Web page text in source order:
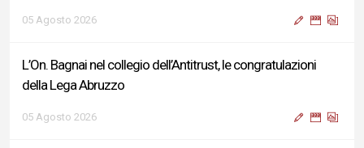
05 Agosto 2026
L’On. Bagnai nel collegio dell’Antitrust, le congratulazioni
della Lega Abruzzo
05 Agosto 2026